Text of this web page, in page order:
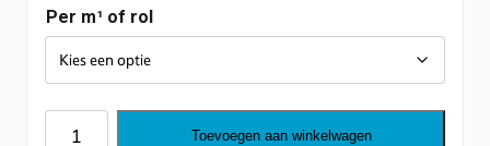
Per m¹ of rol
Toevoegen aan winkelwagen